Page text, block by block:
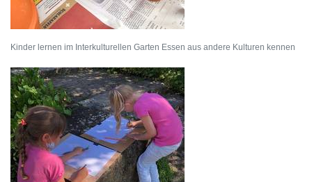
Kinder lernen im Interkulturellen Garten Essen aus andere Kulturen kennen